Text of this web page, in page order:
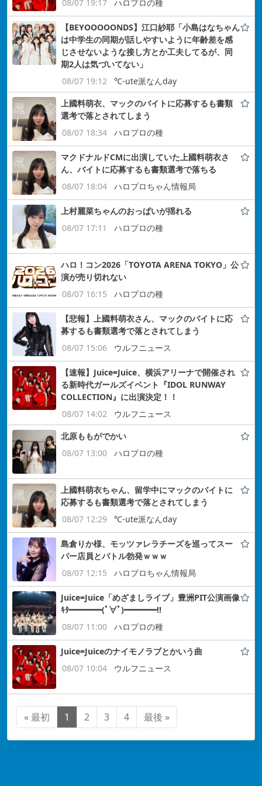
08/07 19:17 ハロプロの種
【BEYOOOOONDS】江口紗耶「小島はなちゃん
は中学生の同期が話しやすいように年齢差を感
じさせないような接し方とか工夫してるが、同
期2人は気づいてない」
08/07 19:12
℃-ute派なんday
上國料萌衣、マックのバイトに応募するも書類
選考で落とされてしまう
08/07 18:34
ハロプロの種
マクドナルドCMに出演していた上國料萌衣さ
ん、バイトに応募するも書類選考で落ちる
08/07 18:04
ハロプロちゃん情報局
上村麗菜ちゃんのおっぱいが揺れる
08/07 17:11
ハロプロの種
ハロ！コン2026「TOYOTA ARENA TOKYO」公
演が売り切れない
08/07 16:15
ハロプロの種
【悲報】上國料萌衣さん、マックのバイトに応
募するも書類選考で落とされてしまう
08/07 15:06
ウルフニュース
【速報】Juice=Juice、横浜アリーナで開催され
る新時代ガールズイベント『IDOL RUNWAY
COLLECTION』に出演決定！！
08/07 14:02
ウルフニュース
北原ももがでかい
08/07 13:00
ハロプロの種
上國料萌衣ちゃん、留学中にマックのバイトに
応募するも書類選考で落とされてしまう
08/07 12:29
℃-ute派なんday
島倉りか様、モッツァレラチーズを巡ってスー
パー店員とバトル勃発ｗｗｗ
08/07 12:15
ハロプロちゃん情報局
Juice=Juice「めざましライブ」豊洲PIT公演画像
ｷﾀ━━━━(ﾟ∀ﾟ)━━━━!!
08/07 11:00
ハロプロの種
Juice=Juiceのナイモノラブとかいう曲
08/07 10:04
ウルフニュース
« 最初 1 2 3 4 最後 »